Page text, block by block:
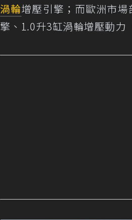
渦輪增壓引擎；而歐洲市
擎、1.0升3缸渦輪增壓動力